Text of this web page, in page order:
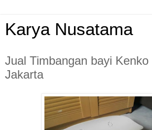
Karya Nusatama
Jual Timbangan bayi Kenko
Jakarta